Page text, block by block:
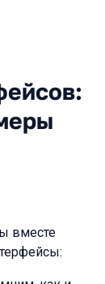
вместе